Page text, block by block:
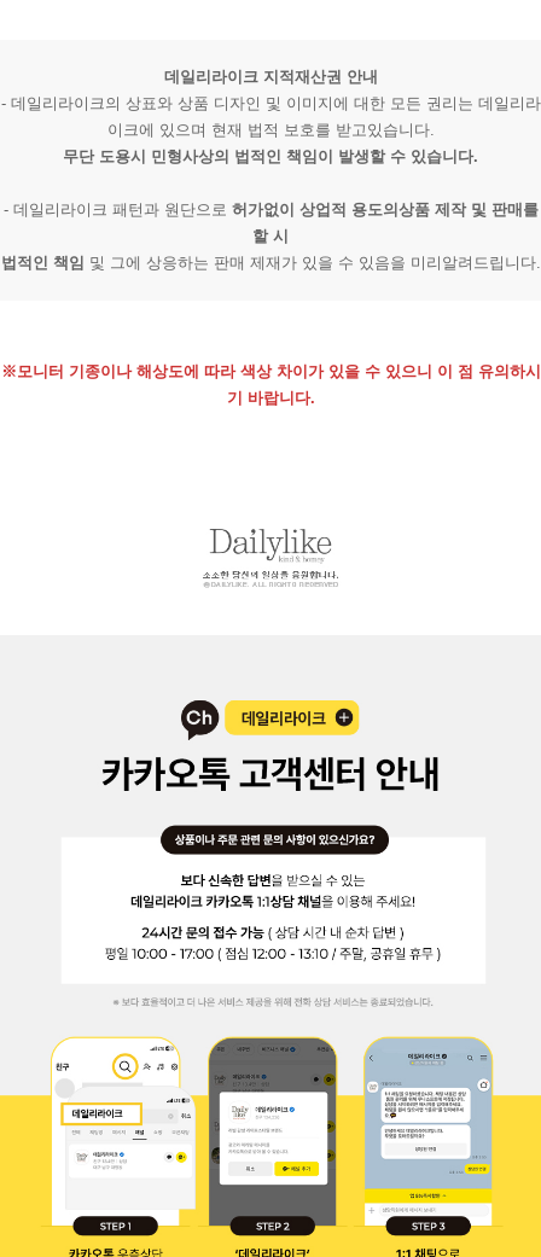
데일리라이크 지적재산권 안내
- 데일리라이크의 상표와 상품 디자인 및 이미지에 대한 모든 권리는 데일리라
이크에 있으며 현재 법적 보호를 받고있습니다.
무단 도용시 민형사상의 법적인 책임이 발생할 수 있습니다.
- 데일리라이크 패턴과 원단으로 허가없이 상업적 용도의상품 제작 및 판매를
할 시
법적인 책임 및 그에 상응하는 판매 제재가 있을 수 있음을 미리알려드립니다.
※모니터 기종이나 해상도에 따라 색상 차이가 있을 수 있으니 이 점 유의하시
기 바랍니다.